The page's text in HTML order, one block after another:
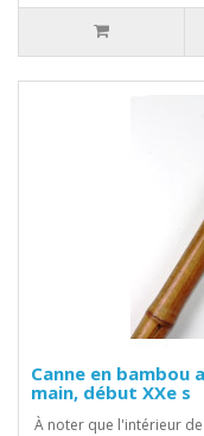
Canne en bambou
main, début XXe s
À noter que l'intérieur